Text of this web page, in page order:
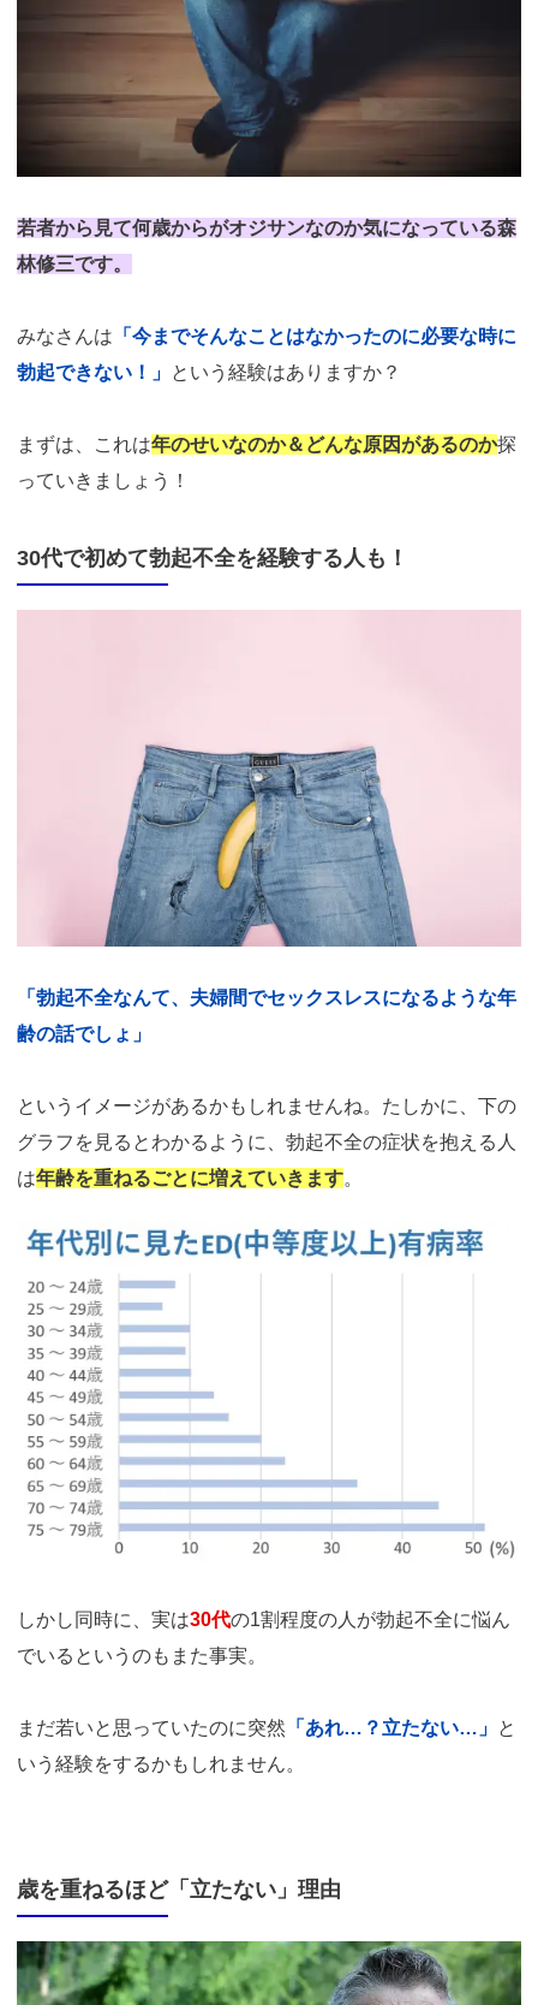
若者から見て何歳からがオジサンなのか気になっている森
林修三です。
みなさんは 「今までそんなことはなかったのに必要な時に
勃起できない！」 という経験はありますか？
まずは、これは年のせいなのか＆どんな原因があるのか探
っていきましょう！
30代で初めて勃起不全を経験する人も！
「勃起不全なんて、夫婦間でセックスレスになるような年
齢の話でしょ」
というイメージがあるかもしれませんね。たしかに、下の
グラフを見るとわかるように、勃起不全の症状を抱える人
は年齢を重ねるごとに増えていきます。
しかし同時に、実は30代の1割程度の人が勃起不全に悩ん
でいるというのもまた事実。
まだ若いと思っていたのに突然 「あれ…？立たない…」 と
いう経験をするかもしれません。
歳を重ねるほど「立たない」理由